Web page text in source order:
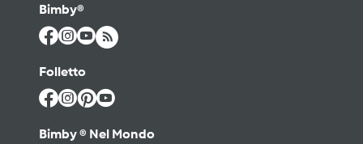
Bimby®
Folletto
Bimby ® Nel Mondo